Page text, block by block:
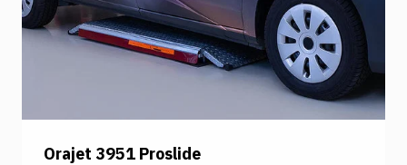
Orajet 3951 Proslide